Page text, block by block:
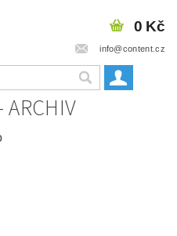
info@content.cz
0 Kč